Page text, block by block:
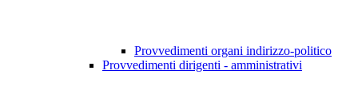
Provvedimenti organi indirizzo-politico
Provvedimenti dirigenti - amministrativi